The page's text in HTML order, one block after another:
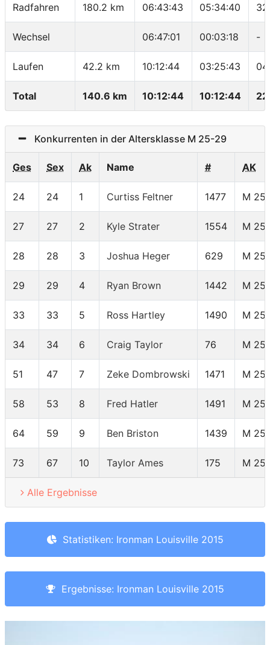
Radfahren 180.2 km 06:43:43 05:34:40
Wechsel 06:47:01 00:03:18 -
Laufen 42.2 km 10:12:44 03:25:43
Total 140.6 km 10:12:44 10:12:44
Konkurrenten in der Altersklasse M 25-29
Ges Sex Ak Name # AK
24 24 1 Curtiss Feltner 1477 M
27 27 2 Kyle Strater 1554 M
28 28 3 Joshua Heger 629 M
29 29 4 Ryan Brown 1442 M
33 33 5 Ross Hartley 1490 M
34 34 6 Craig Taylor 76 M
51 47 7 Zeke Dombrowski 1471 M
58 53 8 Fred Hatler 1491 M
64 59 9 Ben Briston 1439 M
73 67 10 Taylor Ames 175 M
Alle Ergebnisse
Statistiken: Ironman Louisville 2015
Ergebnisse: Ironman Louisville 2015